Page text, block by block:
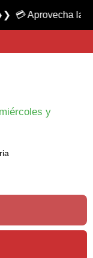
miércoles y
las 3